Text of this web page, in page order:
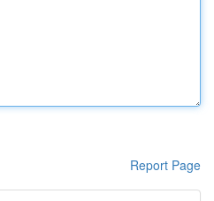
Report Page